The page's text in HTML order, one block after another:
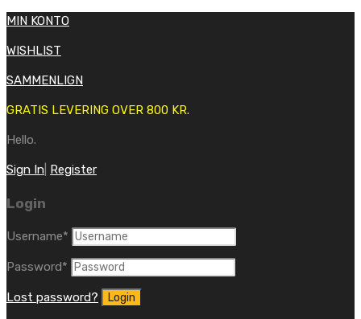
MIN KONTO
WISHLIST
SAMMENLIGN
GRATIS LEVERING OVER 800 KR.
Hello.
Sign In Register
Login
Username*
Password*
Lost password?